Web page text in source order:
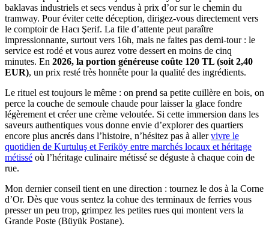
baklavas industriels et secs vendus à prix d’or sur le chemin du
tramway. Pour éviter cette déception, dirigez-vous directement vers
le comptoir de Hacı Şerif. La file d’attente peut paraître
impressionnante, surtout vers 16h, mais ne faites pas demi-tour : le
service est rodé et vous aurez votre dessert en moins de cinq
minutes. En 2026, la portion généreuse coûte 120 TL (soit 2,40
EUR), un prix resté très honnête pour la qualité des ingrédients.
Le rituel est toujours le même : on prend sa petite cuillère en bois, on
perce la couche de semoule chaude pour laisser la glace fondre
légèrement et créer une crème veloutée. Si cette immersion dans les
saveurs authentiques vous donne envie d’explorer des quartiers
encore plus ancrés dans l’histoire, n’hésitez pas à allervivre le
quotidien de Kurtuluş et Feriköy entre marchés locaux et héritage
métissé où l’héritage culinaire métissé se déguste à chaque coin de
rue.
Mon dernier conseil tient en une direction : tournez le dos à la Corne
d’Or. Dès que vous sentez la cohue des terminaux de ferries vous
presser un peu trop, grimpez les petites rues qui montent vers la
Grande Poste (Büyük Postane).